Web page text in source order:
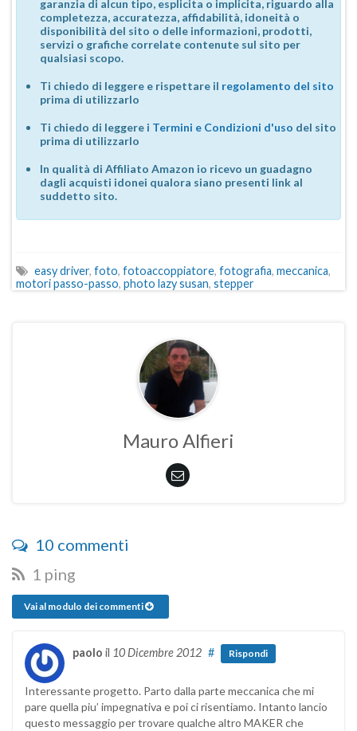
garanzia di alcun tipo, esplicita o implicita, riguardo alla
completezza, accuratezza, affidabilità, idoneità o
disponibilità del sito o delle informazioni, prodotti,
servizi o grafiche correlate contenute sul sito per
qualsiasi scopo.
Ti chiedo di leggere e rispettare il regolamento del sito
prima di utilizzarlo
Ti chiedo di leggere i Termini e Condizioni d'uso del sito
prima di utilizzarlo
In qualità di Affiliato Amazon io ricevo un guadagno
dagli acquisti idonei qualora siano presenti link al
suddetto sito.
easy driver, foto, fotoaccoppiatore, fotografia, meccanica,
motori passo-passo, photo lazy susan, stepper
Mauro Alfieri
10 commenti
1 ping
Vai al modulo dei commenti
paolo il 10 Dicembre 2012 # Rispondi
Interessante progetto. Parto dalla parte meccanica che mi
pare quella piu’ impegnativa e poi ci risentiamo. Intanto lancio
questo messaggio per trovare qualche altro MAKER che